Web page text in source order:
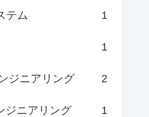
テム 1
1
ジニアリング 2
ジニアリング 1